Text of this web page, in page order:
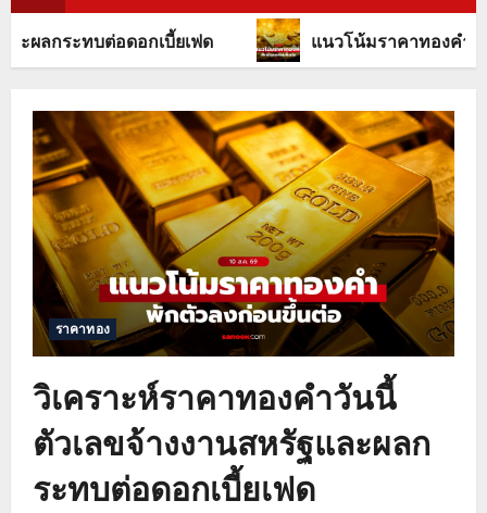
อดอกเบี้ยเฟด แนวโน้มราคาทองคำโลกพุ่งรับปัจจั
ราคาทอง
วิเคราะห์ราคาทองคำวันนี้
ตัวเลขจ้างงานสหรัฐและผลก
ระทบต่อดอกเบี้ยเฟด